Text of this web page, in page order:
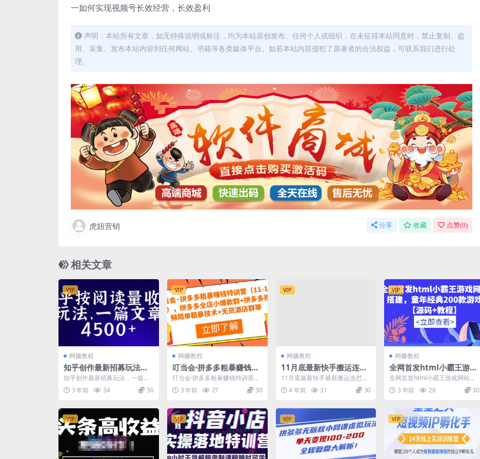
一如何实现视频号长效经营，长效盈利
声明：本站所有文章，如无特殊说明或标注，均为本站原创发布。任何个人或组织，在未征得本站同意时，禁止复制、盗
用、采集、发布本站内容到任何网站、书籍等各类媒体平台。如若本站内容侵犯了原著者的合法权益，可联系我们进行处
理。
虎妞营销 分享 收藏 点赞(0)
相关文章
VIP
网赚教程
知乎创作最新招募玩法，
一篇文章最高4500【详细
玩法教程】
知乎创作最新招募玩法，一篇文
章最高4500【详细玩法教程】 知
乎伪原创营销玩法，...
3 年前 34 30
VIP
网赚教程
叮当会·拼多多粗暴赚钱特
训营（11-19期），拼多
多全店小爆款群+拼多多视
频简单粗暴技术+无货源店
叮当会·拼多多粗暴赚钱特训营
（11-19期），拼多多全店小爆
款群+拼多多视频简单...
3 年前 27 30
VIP
网赚教程
11月底最新快手搬运连怼
技术，百分之百同框可加
热
11月底最新快手最新搬运连怼技
术，百分之百同框可加热 声明：
所有的搬运技术和黑科...
4 年前 31 30
VIP
网赚教程
全网首发html小霸王游戏
网站搭建，童年经典200
款游戏【源码+教程】
全网首发html小霸王游戏网站搭
建，童年经典200款游戏【源码
+教程】 全网首发...
3 年前 26 30
VIP VIP VIP VIP